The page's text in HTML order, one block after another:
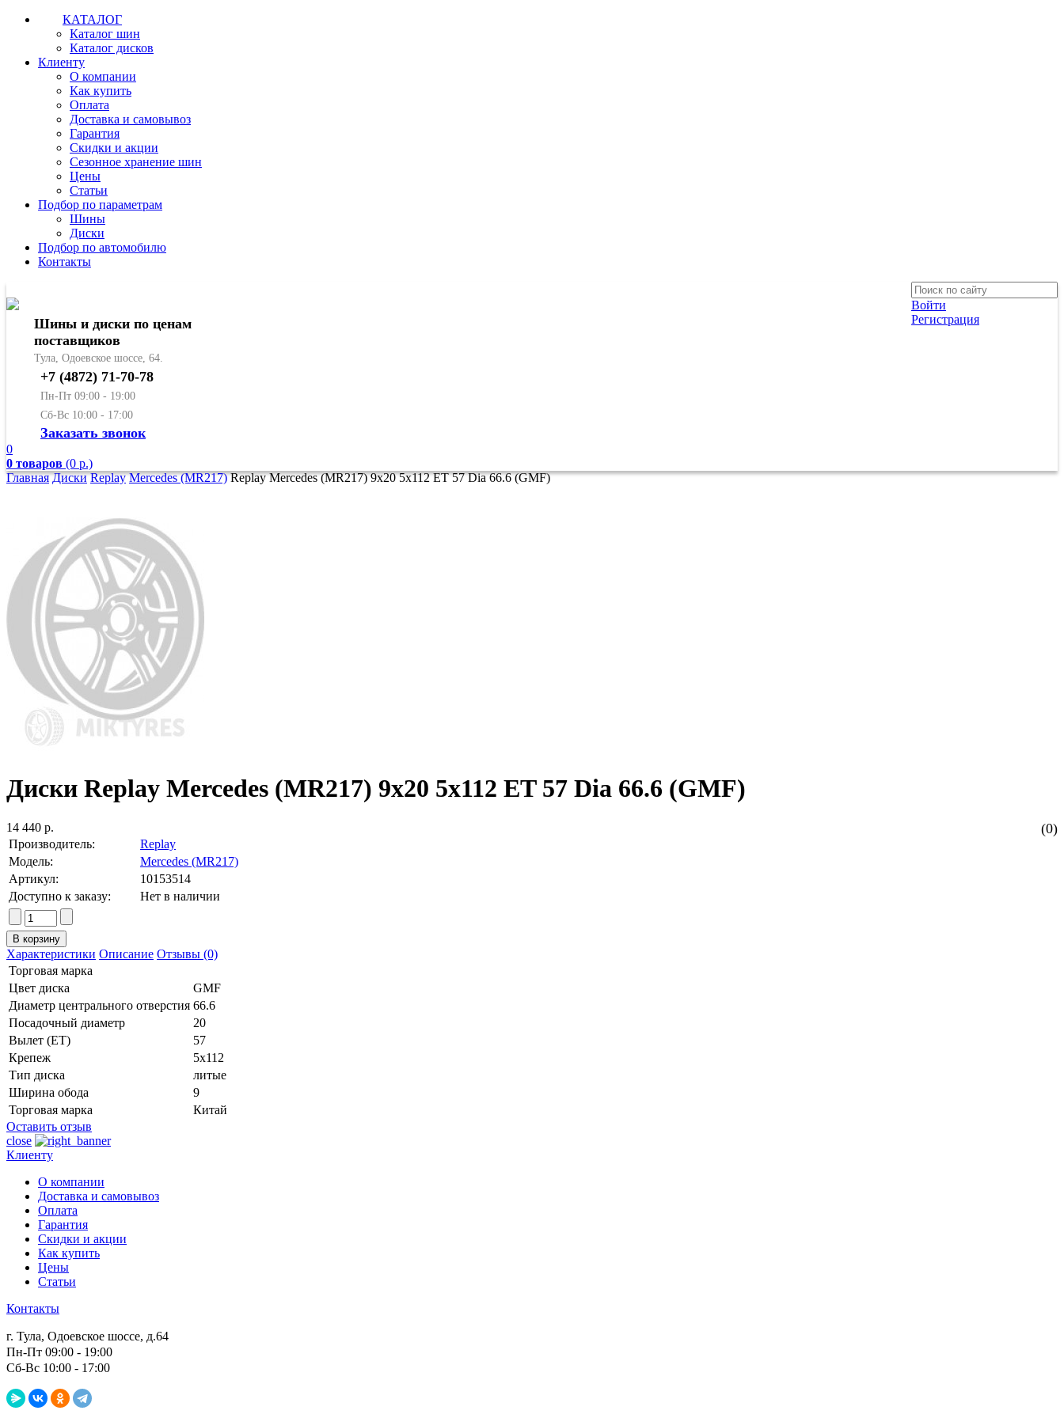
КАТАЛОГ
Каталог шин
Каталог дисков
Клиенту
О компании
Как купить
Оплата
Доставка и самовывоз
Гарантия
Скидки и акции
Сезонное хранение шин
Цены
Статьи
Подбор по параметрам
Шины
Диски
Подбор по автомобилю
Контакты
Войти
Регистрация
Шины и диски по ценам
поставщиков
Тула, Одоевское шоссе, 64.
+7 (4872) 71-70-78
Пн-Пт 09:00 - 19:00
Сб-Вс 10:00 - 17:00
Заказать звонок
0
0 товаров (0 р.)
Главная Диски Replay Mercedes (MR217)Replay Mercedes (MR217) 9x20 5x112 ET 57 Dia 66.6 (GMF)
Диски Replay Mercedes (MR217) 9x20 5x112 ET 57 Dia 66.6 (GMF)
(0)
14 440 р.
Производитель:
Replay
Модель:
Mercedes (MR217)
Артикул:
10153514
Доступно к заказу:
Нет в наличии
Характеристики Описание Отзывы (0)
Торговая марка
Цвет диска
GMF
Диаметр центрального отверстия 66.6
Посадочный диаметр
20
Вылет (ET)
57
Крепеж
5x112
Тип диска
литые
Ширина обода
9
Торговая марка
Китай
Оставить отзыв
close
Клиенту
О компании
Доставка и самовывоз
Оплата
Гарантия
Скидки и акции
Как купить
Цены
Статьи
Контакты
г. Тула, Одоевское шоссе, д.64
Пн-Пт 09:00 - 19:00
Сб-Вс 10:00 - 17:00